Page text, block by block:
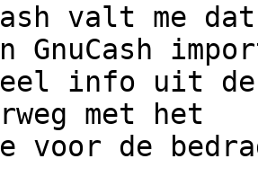
valt me
info uit de
met het
voor de